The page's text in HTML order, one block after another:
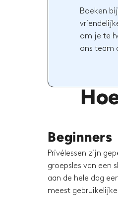
Boeken
om je te
ons team
Beginners
Privélessen zijn
groepsles van een
aan de hele dag
meest